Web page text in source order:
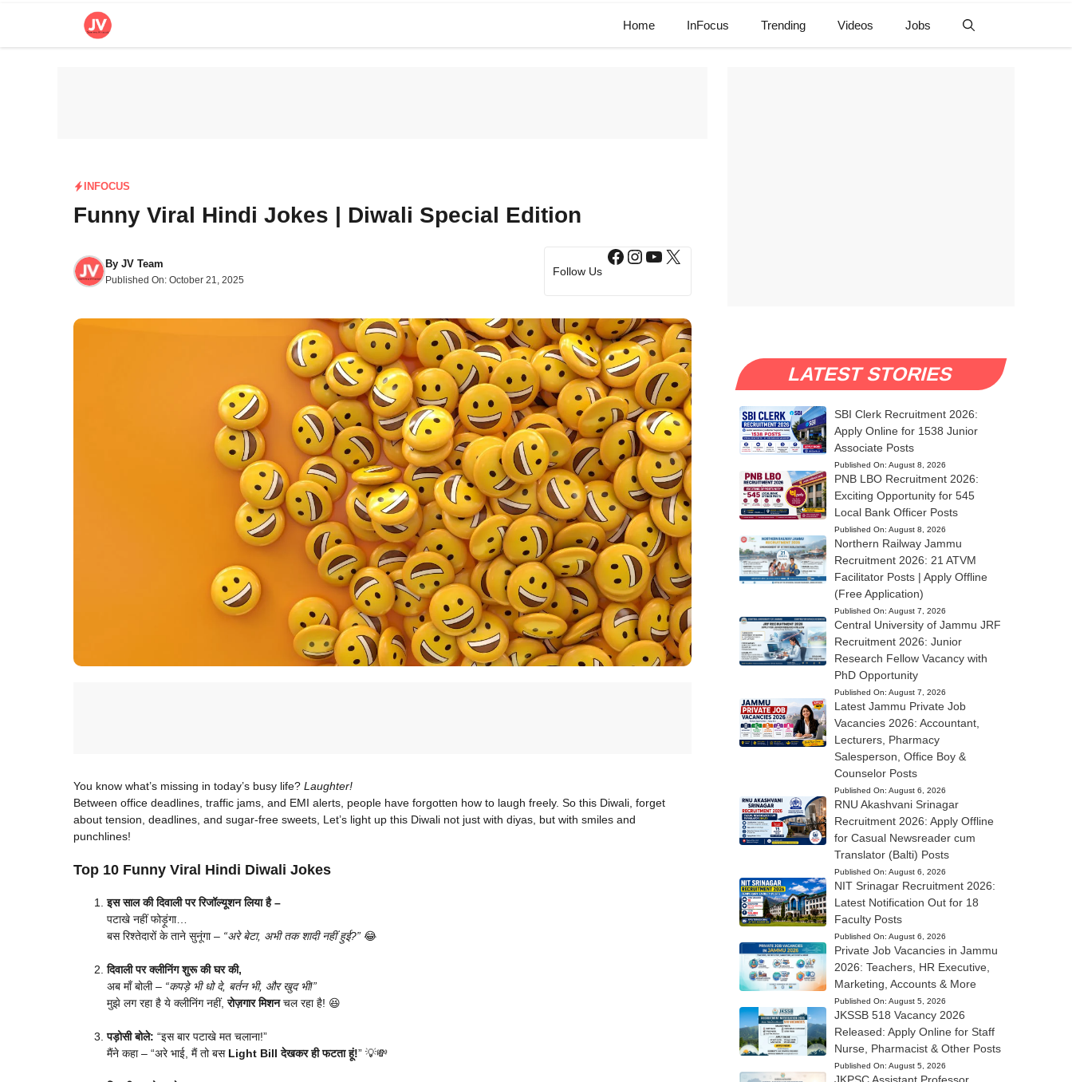
Home InFocus Trending Videos Jobs
INFOCUS
Funny Viral Hindi Jokes | Diwali Special Edition
By JV Team
Published On: October 21, 2025
Follow Us
Facebook
Instagram
YouTube
X
You know what’s missing in today’s busy life? Laughter!
Between office deadlines, traffic jams, and EMI alerts, people have forgotten how to laugh freely. So this Diwali, forget
about tension, deadlines, and sugar-free sweets, Let’s light up this Diwali not just with diyas, but with smiles and
punchlines!
Top 10 Funny Viral Hindi Diwali Jokes
इस साल की दिवाली पर रिजॉल्यूशन लिया है –
पटाखे नहीं फोड़ूंगा…
बस रिश्तेदारों के ताने सुनूंगा – “अरे बेटा, अभी तक शादी नहीं हुई?” 😂
दिवाली पर क्लीनिंग शुरू की घर की,
अब माँ बोली – “कपड़े भी धो दे, बर्तन भी, और खुद भी!”
मुझे लग रहा है ये क्लीनिंग नहीं,रोज़गार मिशनचल रहा है! 😆
पड़ोसी बोले: “इस बार पटाखे मत चलाना!”
मैंने कहा – “अरे भाई, मैं तो बस Light Bill देखकर ही फटता हूं!” 💡💸
LATEST STORIES
SBI Clerk Recruitment 2026:
Apply Online for 1538 Junior
Associate Posts
Published On: August 8, 2026
PNB LBO Recruitment 2026:
Exciting Opportunity for 545
Local Bank Officer Posts
Published On: August 8, 2026
Northern Railway Jammu
Recruitment 2026: 21 ATVM
Facilitator Posts | Apply Offline
(Free Application)
Published On: August 7, 2026
Central University of Jammu JRF
Recruitment 2026: Junior
Research Fellow Vacancy with
PhD Opportunity
Published On: August 7, 2026
Latest Jammu Private Job
Vacancies 2026: Accountant,
Lecturers, Pharmacy
Salesperson, Office Boy &
Counselor Posts
Published On: August 6, 2026
RNU Akashvani Srinagar
Recruitment 2026: Apply Offline
for Casual Newsreader cum
Translator (Balti) Posts
Published On: August 6, 2026
NIT Srinagar Recruitment 2026:
Latest Notification Out for 18
Faculty Posts
Published On: August 6, 2026
Private Job Vacancies in Jammu
2026: Teachers, HR Executive,
Marketing, Accounts & More
Published On: August 5, 2026
JKSSB 518 Vacancy 2026
Released: Apply Online for Staff
Nurse, Pharmacist & Other Posts
Published On: August 5, 2026